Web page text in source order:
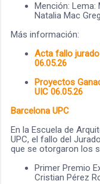
Mención:
Natalia Mac
Más información:
Acta fallo
06.05.26
Proyectos
UIC 06.05.26
Barcelona UPC
En la Escuela de
UPC, el fallo del
que se otorgaron los
Primer Premio
Cristian Pérez